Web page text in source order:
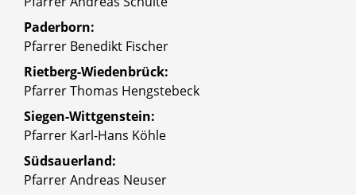
Paderborn:
Pfarrer Benedikt Fischer
Rietberg-Wiedenbrück:
Pfarrer Thomas Hengstebeck
Siegen-Wittgenstein:
Pfarrer Karl-Hans Köhle
Südsauerland:
Pfarrer Andreas Neuser